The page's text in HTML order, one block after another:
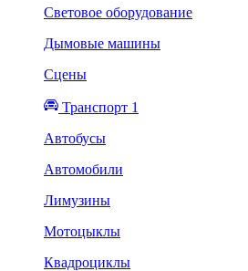
Световое оборудование
Дымовые машины
Сцены
Транспорт 1
Автобусы
Автомобили
Лимузины
Мотоцыклы
Квадроциклы